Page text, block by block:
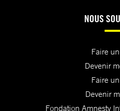
NOUS
Faire
Devenir
Faire
Devenir
Fondation Amnesty